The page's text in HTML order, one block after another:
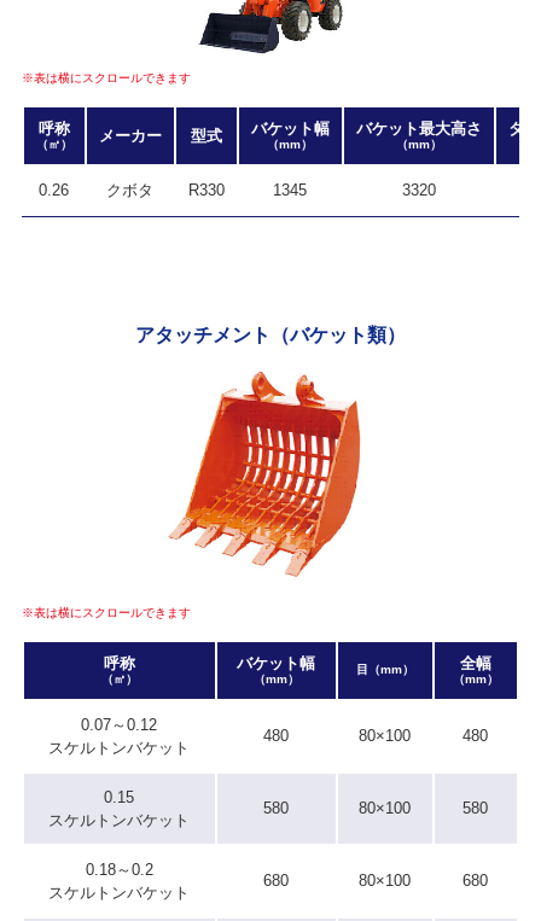
※表は横にスクロールできます
呼称
（㎥） メーカー 型式 バケット幅
（mm）
バケット最大高さ
（mm）
タ
0.26 クボタ R330 1345 3320
アタッチメント（バケット類）
※表は横にスクロールできます
呼称
（㎥）
バケット幅
（mm）
目（mm） 全幅
（mm）
0.07～0.12
スケルトンバケット
480 80×100 480
0.15
スケルトンバケット
580 80×100 580
0.18～0.2
スケルトンバケット
680 80×100 680